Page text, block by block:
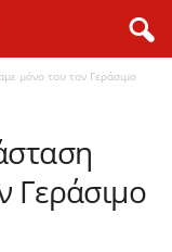
μόνο του τον Γεράσιμο
Γεράσιμο